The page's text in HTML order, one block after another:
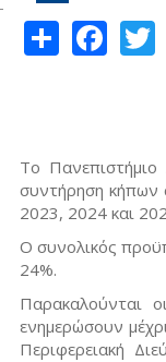
Share
Το Πανεπιστήμιο
συντήρηση κήπων
2023, 2024 και
Ο συνολικός
24%.
Παρακαλούνται
ενημερώσουν
Περιφερειακή